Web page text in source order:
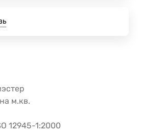
м.кв.
12945-1:2000